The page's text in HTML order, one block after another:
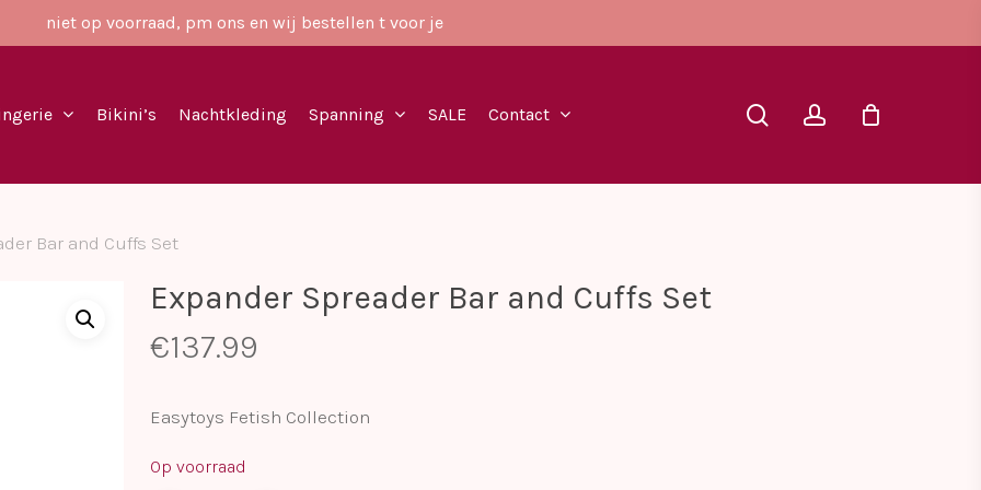
niet op voorraad, pm ons en wij bestellen t voor je
Bikini’s Nachtkleding Spanning SALE Contact searchaccount
Bar and Cuffs Set
Expander Spreader Bar and Cuffs Set
€137.99
Easytoys Fetish Collection
Op voorraad